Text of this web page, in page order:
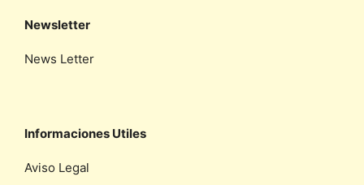
Newsletter
News Letter
Informaciones Utiles
Aviso Legal